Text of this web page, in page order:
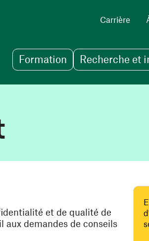
Carrière
Formation Recherche et
et de qualité de
aux demandes de conseils